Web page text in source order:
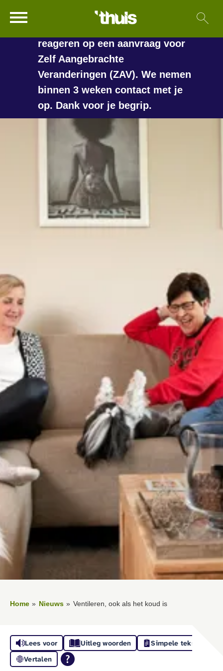
Naar hoofdinhoud
Naar hoofdnavigatiemenu
Naar zoeken
Naar de homepage
Ga naar Hoofd
langer duren voordat we
reageren op een aanvraag voor
Zelf Aangebrachte
Veranderingen (ZAV). We nemen
binnen 3 weken contact met je
op. Dank voor je begrip.
Home Nieuws Ventileren, ook als het koud is
Lees voor Uitleg woorden
Simpele tekst
Vertalen